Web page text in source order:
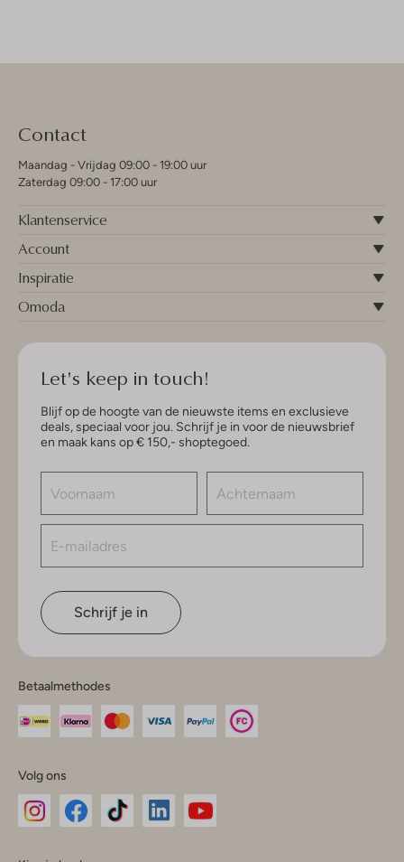
Contact
Maandag - Vrijdag 09:00 - 19:00 uur
Zaterdag 09:00 - 17:00 uur
Klantenservice
Account
Inspiratie
Omoda
Let's keep in touch!
Blijf op de hoogte van de nieuwste items en exclusieve
deals, speciaal voor jou. Schrijf je in voor de nieuwsbrief
en maak kans op € 150,- shoptegoed.
Schrijf je in
Betaalmethodes
Volg ons